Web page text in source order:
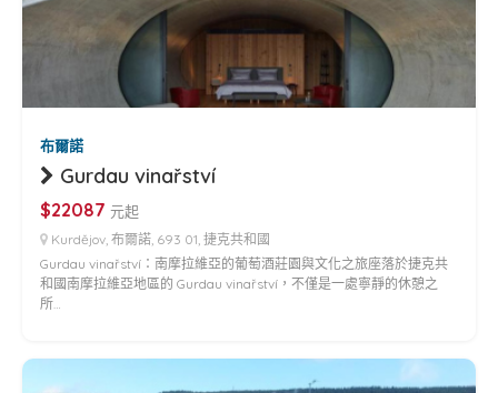
布爾諾
Gurdau vinařství
$22087 元起
Kurdějov, 布爾諾, 693 01, 捷克共和國
Gurdau vinařství：南摩拉維亞的葡萄酒莊園與文化之旅座落於捷克共
和國南摩拉維亞地區的 Gurdau vinařství，不僅是一處寧靜的休憩之
所…